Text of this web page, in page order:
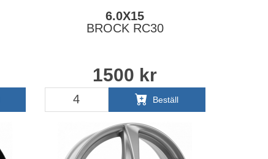
6.0X15
BROCK RC30
1500 kr
Beställ